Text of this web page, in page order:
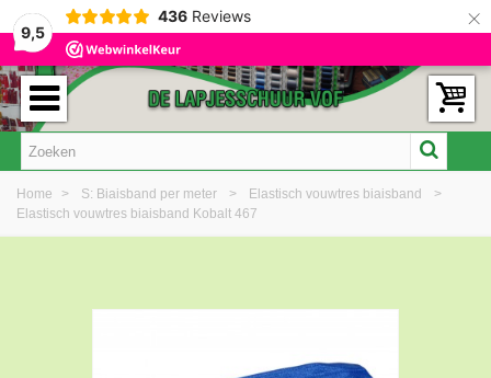
9,5
436 Reviews ×
Home > S: Biaisband per meter > Elastisch vouwtres biaisband
>
Elastisch vouwtres biaisband Kobalt 467